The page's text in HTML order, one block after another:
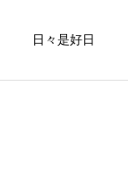
日々是好日